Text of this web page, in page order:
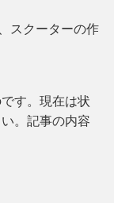
スクーターの作
す。現在は状
。記事の内容